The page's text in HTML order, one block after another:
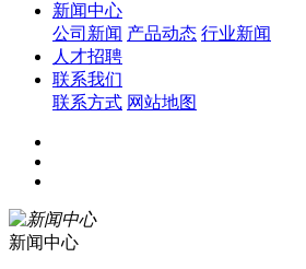
新闻中心
公司新闻 产品动态 行业新闻
人才招聘
联系我们
联系方式 网站地图
新闻中心